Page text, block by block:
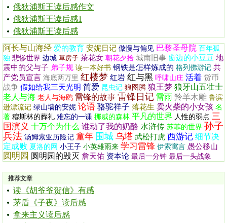
俄狄浦斯王读后感作文
俄狄浦斯王读后感1
俄狄浦斯王读后感
阿长与山海经 爱的教育 安妮日记 傲慢与偏见 巴黎圣母院 百年孤
独 悲惨世界 边城 草房子 茶花女 朝花夕拾 城南旧事 窗边的小豆豆 地
震中的父与子 弟子规 读一本好书 钢铁是怎样炼成的 格列佛游记 共
产党员宣言 海底两万里 红楼梦 红岩 红与黑 呼啸山庄 活着 货币
战争 假如给我三天光明 简爱 昆虫记 狼图腾 狼王梦 狼牙山五壮士
老人与海 老人与海鸥 雷锋的故事 雷锋日记 雷雨 羚羊木雕 鲁滨
逊漂流记 绿山墙的安妮 论语 骆驼祥子 落花生 卖火柴的小女孩 名
著 穆斯林的葬礼 难忘的一课 挪威的森林 平凡的世界 人性的弱点 三
国演义 十万个为什么 谁动了我的奶酪 水浒传 苏菲的世界 孙子
兵法 汤姆索亚历险记 童年 围城 乌塔 武松打虎 西游记 细节决
定成败 夏洛的网 小王子 小英雄雨来 学习雷锋 伊索寓言 愚公移山
圆明园 圆明园的毁灭 詹天佑 资本论 最后一分钟 最后一头战象
推荐文章
读《胡爷爷贺信》有感
茅盾《子夜》读后感
拿来主义读后感